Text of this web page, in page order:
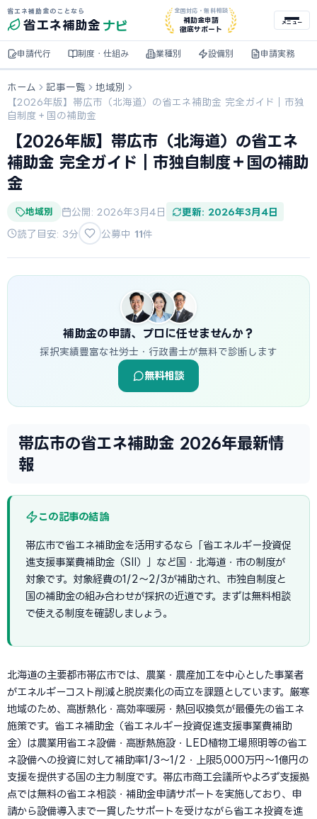
省エネ補助金のことなら
省エネ補助金 ナビ
全国対応・無料相談
補助金申請
徹底サポート
メニュー
申請代行 制度・仕組み 業種別 設備別 申請実務
ホーム 記事一覧
地域別
【2026年版】帯広市（北海道）の省エネ補助金 完全ガイド｜市独
自制度＋国の補助金
【2026年版】帯広市（北海道）の省エネ
補助金 完全ガイド｜市独自制度＋国の補助
金
地域別 公開: 2026年3月4日 更新: 2026年3月4日
読了目安: 3分 公募中 11件
補助金の申請、プロに任せませんか？
採択実績豊富な社労士・行政書士が無料で診断します
無料相談
帯広市の省エネ補助金 2026年最新情
報
この記事の結論
帯広市で省エネ補助金を活用するなら「省エネルギー投資促
進支援事業費補助金（SII）」など国・北海道・市の制度が
対象です。対象経費の1/2〜2/3が補助され、市独自制度と
国の補助金の組み合わせが採択の近道です。まずは無料相談
で使える制度を確認しましょう。
北海道の主要都市帯広市では、農業・農産加工を中心とした事業者
がエネルギーコスト削減と脱炭素化の両立を課題としています。厳寒
地域のため、高断熱化・高効率暖房・熱回収換気が最優先の省エネ
施策です。省エネ補助金（省エネルギー投資促進支援事業費補助
金）は農業用省エネ設備・高断熱施設・LED植物工場照明等の省エ
ネ設備への投資に対して補助率1/3〜1/2・上限5,000万円〜1億円の
支援を提供する国の主力制度です。帯広市商工会議所やよろず支援拠
点では無料の省エネ相談・補助金申請サポートを実施しており、申
請から設備導入まで一貫したサポートを受けながら省エネ投資を進